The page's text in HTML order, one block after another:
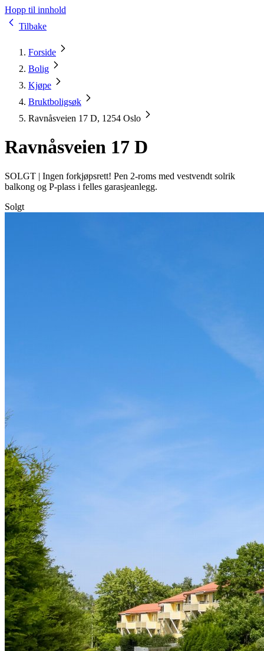
Hopp til innhold
Tilbake
Forside
Bolig
Kjøpe
Bruktboligsøk
Ravnåsveien 17 D, 1254 Oslo
Ravnåsveien 17 D
SOLGT | Ingen forkjøpsrett! Pen 2-roms med vestvendt solrik
balkong og P-plass i felles garasjeanlegg.
Solgt